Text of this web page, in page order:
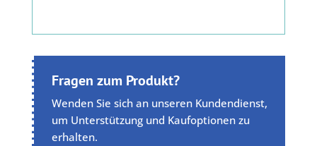
Fragen zum Produkt?
Wenden Sie sich an unseren Kundendienst,
um Unterstützung und Kaufoptionen zu
erhalten.